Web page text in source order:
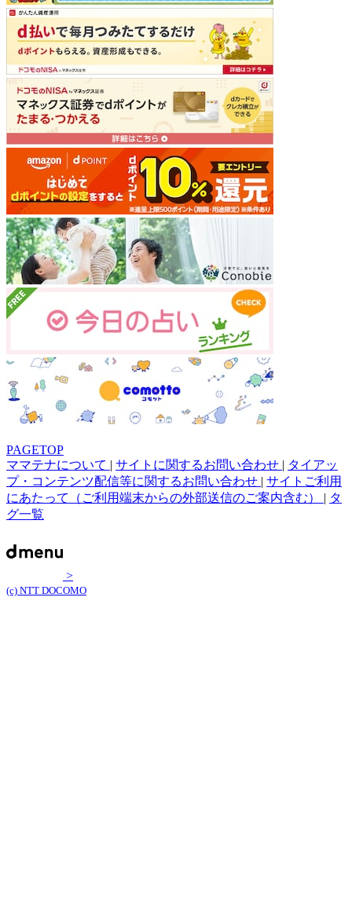
PAGETOP
ママテナについて | サイトに関するお問い合わせ | タイアッ
プ・コンテンツ配信等に関するお問い合わせ | サイトご利用
にあたって（ご利用端末からの外部送信のご案内含む） | タ
グ一覧
>
(c) NTT DOCOMO